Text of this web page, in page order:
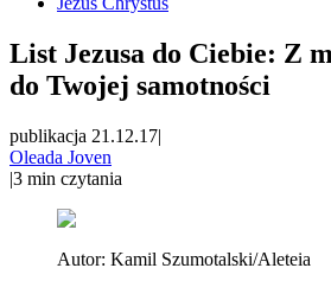
List Jezusa do Ciebie: Z
do Twojej samotności
publikacja 21.12.17|
Oleada Joven
|3 min czytania
Autor: Kamil Szumotalski/Aleteia